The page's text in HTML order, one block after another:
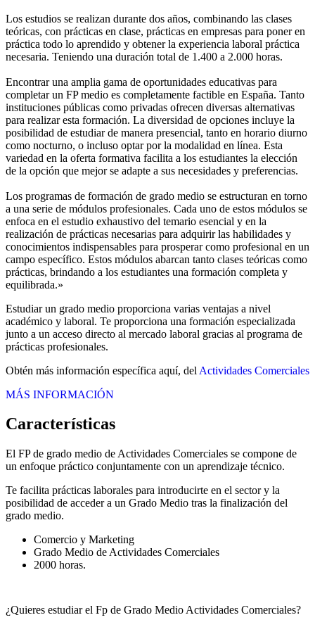
Los estudios se realizan durante dos años, combinando las clases
teóricas, con prácticas en clase, prácticas en empresas para poner en
práctica todo lo aprendido y obtener la experiencia laboral práctica
necesaria. Teniendo una duración total de 1.400 a 2.000 horas.
Encontrar una amplia gama de oportunidades educativas para
completar un FP medio es completamente factible en España. Tanto
instituciones públicas como privadas ofrecen diversas alternativas
para realizar esta formación. La diversidad de opciones incluye la
posibilidad de estudiar de manera presencial, tanto en horario diurno
como nocturno, o incluso optar por la modalidad en línea. Esta
variedad en la oferta formativa facilita a los estudiantes la elección
de la opción que mejor se adapte a sus necesidades y preferencias.
Los programas de formación de grado medio se estructuran en torno
a una serie de módulos profesionales. Cada uno de estos módulos se
enfoca en el estudio exhaustivo del temario esencial y en la
realización de prácticas necesarias para adquirir las habilidades y
conocimientos indispensables para prosperar como profesional en un
campo específico. Estos módulos abarcan tanto clases teóricas como
prácticas, brindando a los estudiantes una formación completa y
equilibrada.»
Estudiar un grado medio proporciona varias ventajas a nivel
académico y laboral. Te proporciona una formación especializada
junto a un acceso directo al mercado laboral gracias al programa de
prácticas profesionales.
Obtén más información específica aquí, del Actividades Comerciales
MÁS INFORMACIÓN
Características
El FP de grado medio de Actividades Comerciales se compone de
un enfoque práctico conjuntamente con un aprendizaje técnico.
Te facilita prácticas laborales para introducirte en el sector y la
posibilidad de acceder a un Grado Medio tras la finalización del
grado medio.
Comercio y Marketing
Grado Medio de Actividades Comerciales
2000 horas.
¿Quieres estudiar el Fp de Grado Medio Actividades Comerciales?